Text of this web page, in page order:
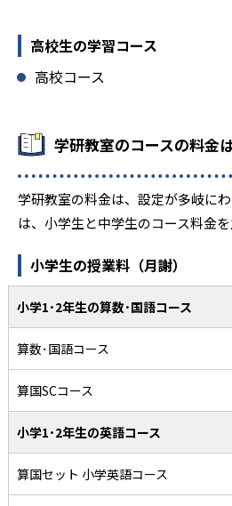
高校生の学習コース
高校コース
学研教室のコースの料金
学研教室の料金は、設定が多岐に
は、小学生と中学生のコース料金を
小学生の授業料（月謝）
小学1･2年生の算数･国語コース
算数･国語コース
算国SCコース
小学1･2年生の英語コース
算国セット 小学英語コース